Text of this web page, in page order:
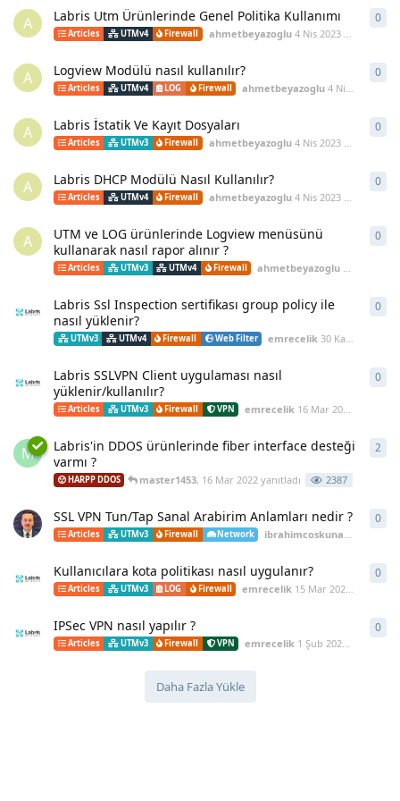
A Labris Utm Ürünlerinde Genel Politika Kullanımı
Articles UTMv4 Firewall ahmetbeyazoglu 4 Nis 2023
0
A Logview Modülü nasıl kullanılır?
Articles UTMv4 LOG Firewall ahmetbeyazoglu 4 Nis 2023
0
A Labris İstatik Ve Kayıt Dosyaları
Articles UTMv3 Firewall ahmetbeyazoglu 4 Nis 2023
0
A Labris DHCP Modülü Nasıl Kullanılır?
Articles UTMv4 Firewall ahmetbeyazoglu 4 Nis 2023
0
A
UTM ve LOG ürünlerinde Logview menüsünü
kullanarak nasıl rapor alınır ?
Articles UTMv3 UTMv4 Firewall ahmetbeyazoglu 23 Oca 2023
0
Labris Ssl Inspection sertifikası group policy ile
nasıl yüklenir?
UTMv3 UTMv4 Firewall Web Filter emrecelik 30 Kas 2022
0
Labris SSLVPN Client uygulaması nasıl
yüklenir/kullanılır?
Articles UTMv3 Firewall VPN emrecelik 16 Mar 2022
0
M
Labris'in DDOS ürünlerinde fiber interface desteği
varmı ?
HARPP DDOS master1453, 16 Mar 2022 yanıtladı 2387
2
SSL VPN Tun/Tap Sanal Arabirim Anlamları nedir ?
Articles UTMv3 Firewall Network ibrahimcoskunaslan
0
Kullanıcılara kota politikası nasıl uygulanır?
Articles UTMv3 LOG Firewall emrecelik 15 Mar 2022 başlattı
0
IPSec VPN nasıl yapılır ?
Articles UTMv3 Firewall VPN emrecelik 1 Şub 2022 başlattı
0
Daha Fazla Yükle